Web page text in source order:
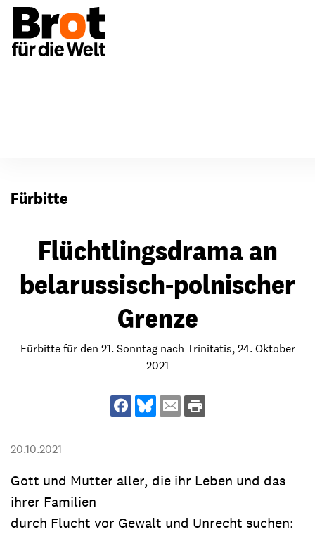
Fürbitte
Flüchtlingsdrama an
belarussisch-polnischer
Grenze
Fürbitte für den 21. Sonntag nach Trinitatis, 24. Oktober
2021
20.10.2021
Gott und Mutter aller, die ihr Leben und das
ihrer Familien
durch Flucht vor Gewalt und Unrecht suchen: